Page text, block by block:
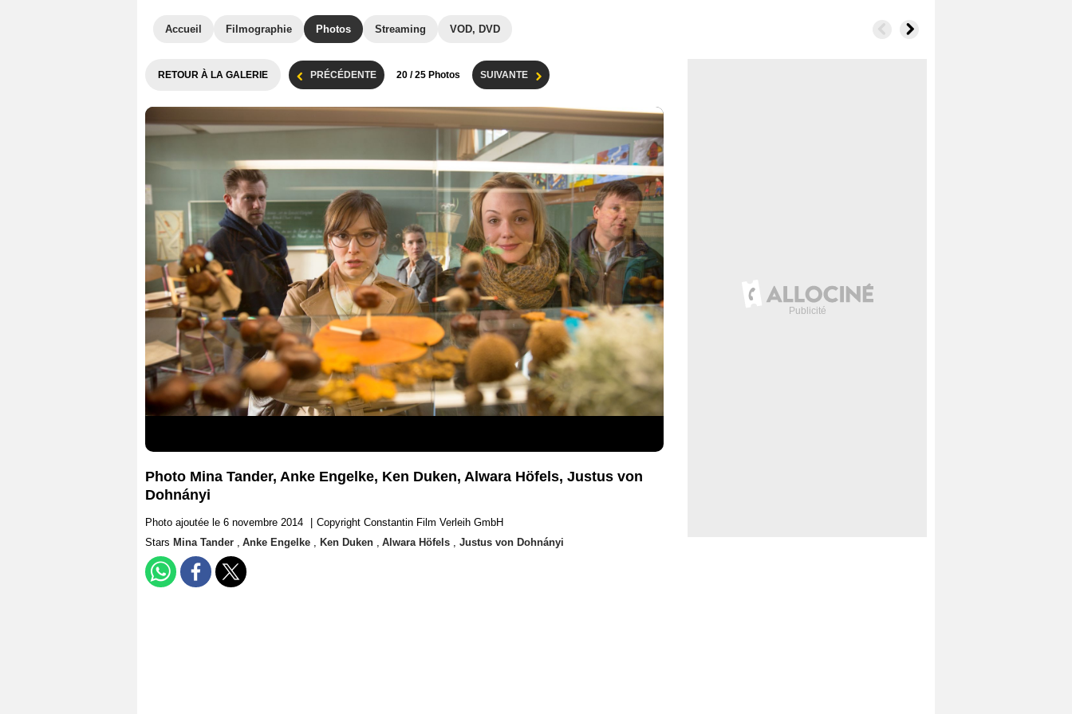
Accueil Filmographie Photos Streaming VOD, DVD
RETOUR À LA GALERIE PRÉCÉDENTE 20 / 25 Photos SUIVANTE
Photo Mina Tander, Anke Engelke, Ken Duken, Alwara Höfels, Justus von
Dohnányi
Photo ajoutée le 6 novembre 2014
Copyright Constantin Film Verleih GmbH
Stars Mina Tander , Anke Engelke , Ken Duken , Alwara Höfels , Justus von Dohnányi